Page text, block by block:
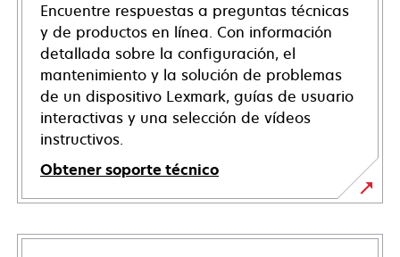
Encuentre respuestas a preguntas técnicas
y de productos en línea. Con información
detallada sobre la configuración, el
mantenimiento y la solución de problemas
de un dispositivo Lexmark, guías de usuario
interactivas y una selección de vídeos
instructivos.
Obtener soporte técnico
se
abre